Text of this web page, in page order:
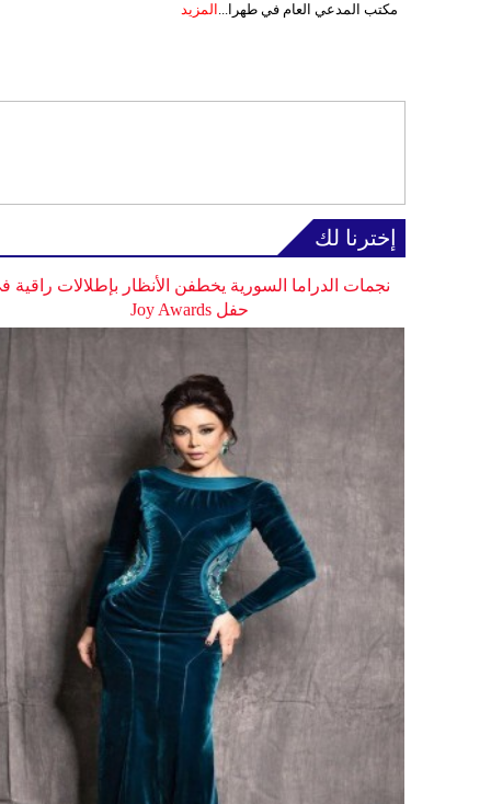
مكتب المدعي العام في طهرا... المزيد
إخترنا لك
نجمات الدراما السورية يخطفن الأنظار بإطلالات راقية
حفل Joy Awards